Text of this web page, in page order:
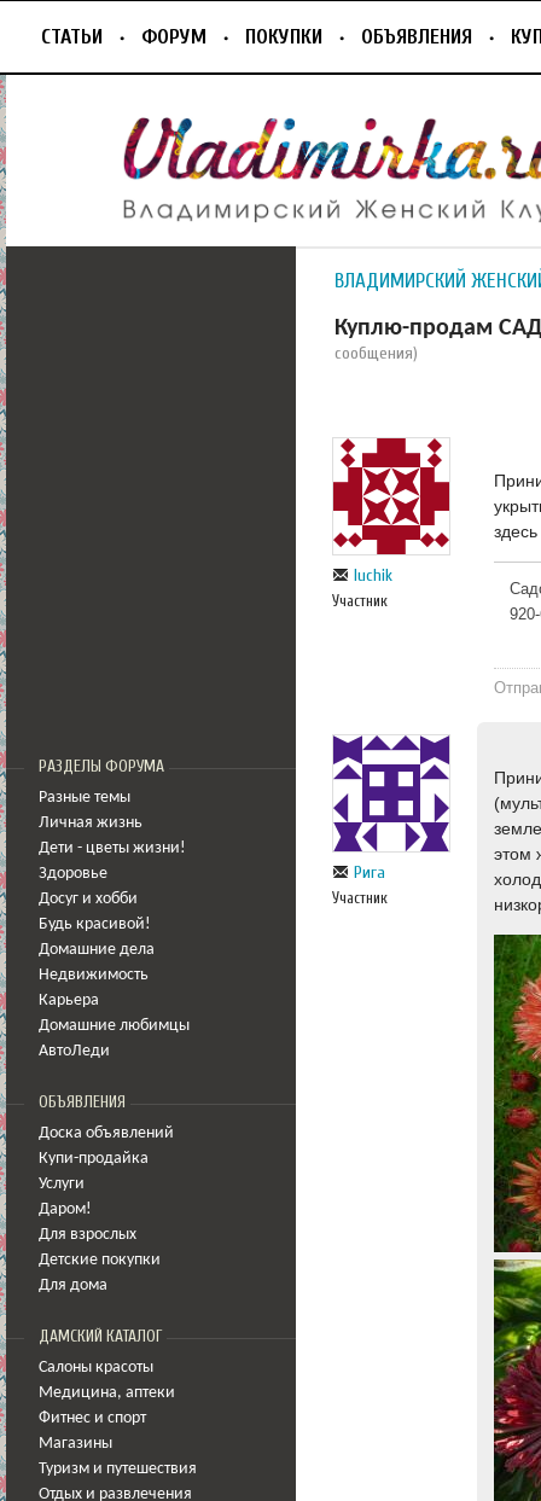
СТАТЬИ ФОРУМ ПОКУПКИ ОБЪЯВЛЕНИЯ
РАЗДЕЛЫ ФОРУМА
Разные темы
Личная жизнь
Дети - цветы жизни!
Здоровье
Досуг и хобби
Будь красивой!
Домашние дела
Недвижимость
Карьера
Домашние любимцы
АвтоЛеди
ОБЪЯВЛЕНИЯ
Доска объявлений
Купи-продайка
Услуги
Даром!
Для взрослых
Детские покупки
Для дома
ДАМСКИЙ КАТАЛОГ
Салоны красоты
Медицина, аптеки
Фитнес и спорт
Магазины
Туризм и путешествия
Отдых и развлечения
ВЛАДИМИРСКИЙ
Куплю-продам
сообщения)
luchik
Участник
Рига
Участник
этом